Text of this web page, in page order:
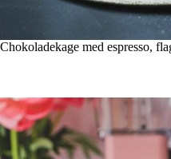
Chokoladekage med espresso,